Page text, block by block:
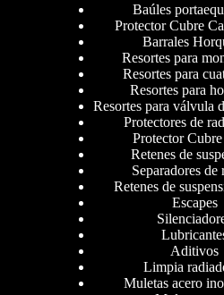
Baúles
Protector Cubre
Barrales
Resortes para
Resortes para
Resortes para
Resortes para válvula
Protectores de
Protector
Retenes de
Separadores de
Retenes de
Escapes
Aditivos
Limpia
Muletas acero